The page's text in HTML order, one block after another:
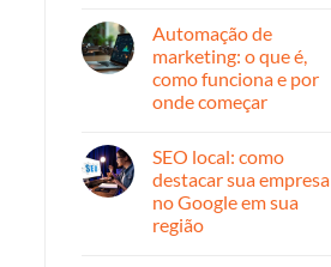
grandes
contas
em
de
vendas
jornada
estratégias
que
geram
resultado
Automação de
marketing: o que é,
como funciona e por
onde começar
em
Automação
de
marketing:
que
SEO local: como
destacar sua empresa
no Google em sua
região